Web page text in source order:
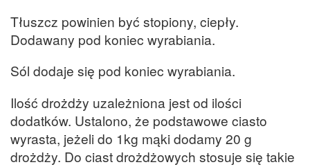
Tłuszcz powinien być stopiony, ciepły.
Dodawany pod koniec wyrabiania.
Sól dodaje się pod koniec wyrabiania.
Ilość drożdży uzależniona jest od ilości
dodatków. Ustalono, że podstawowe ciasto
wyrasta, jeżeli do 1kg mąki dodamy 20 g
drożdży. Do ciast drożdżowych stosuje się takie